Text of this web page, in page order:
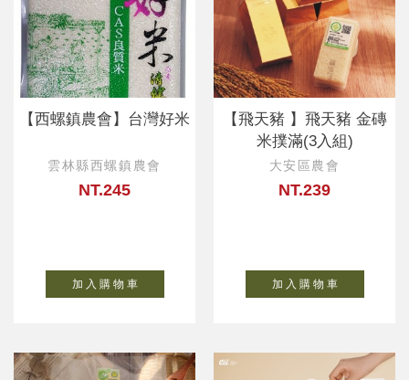
【西螺鎮農會】台灣好米
雲林縣西螺鎮農會
NT.245
加 入 購 物 車
【飛天豬 】飛天豬 金磚
米撲滿(3入組)
大安區農會
NT.239
加 入 購 物 車